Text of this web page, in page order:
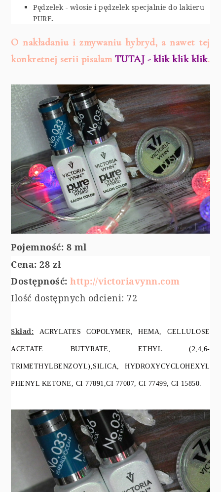
Pędzelek - włosie i pędzelek specjalnie do lakieru
PURE.
O nakładaniu i zmywaniu hybryd, a nawet tej
konkretnej serii pisałam TUTAJ - klik klik klik.
Pojemność: 8 ml
Cena: 28 zł
Dostępność:http://victoriavynn.com
Ilość dostępnych odcieni: 72
Skład: ACRYLATES COPOLYMER, HEMA, CELLULOSE
ACETATE BUTYRATE, ETHYL (2,4,6-
TRIMETHYLBENZOYL),SILICA, HYDROXYCYCLOHEXYL
PHENYL KETONE, CI 77891,CI 77007, CI 77499, CI 15850.